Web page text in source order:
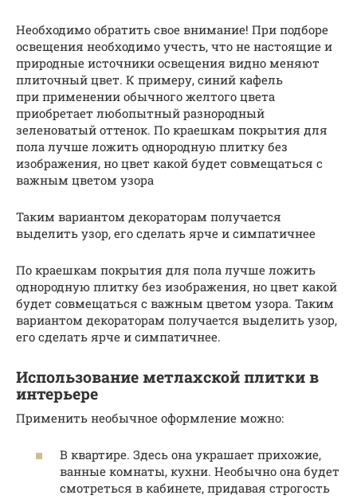
Необходимо обратить свое внимание! При подборе
освещения необходимо учесть, что не настоящие и
природные источники освещения видно меняют
плиточный цвет. К примеру, синий кафель
при применении обычного желтого цвета
приобретает любопытный разнородный
зеленоватый оттенок. По краешкам покрытия для
пола лучше ложить однородную плитку без
изображения, но цвет какой будет совмещаться с
важным цветом узора
Таким вариантом декораторам получается
выделить узор, его сделать ярче и симпатичнее
По краешкам покрытия для пола лучше ложить
однородную плитку без изображения, но цвет какой
будет совмещаться с важным цветом узора. Таким
вариантом декораторам получается выделить узор,
его сделать ярче и симпатичнее.
Использование метлахской плитки в
интерьере
Применить необычное оформление можно:
В квартире. Здесь она украшает прихожие,
ванные комнаты, кухни. Необычно она будет
смотреться в кабинете, придавая строгость